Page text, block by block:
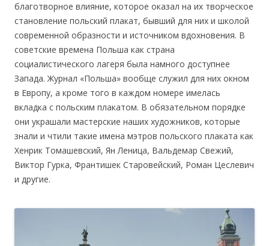
благотворное влияние, которое оказал на их творческое
становление польский плакат, бывший для них и школой
современной образности и источником вдохновения. В
советские времена Польша как страна
социалистического лагеря была намного доступнее
Запада. Журнал «Польша» вообще служил для них окном
в Европу, а кроме того в каждом номере имелась
вкладка с польским плакатом. В обязательном порядке
они украшали мастерские наших художников, которые
знали и чтили такие имена мэтров польского плаката как
Хенрик Томашевский, Ян Леница, Вальдемар Свежий,
Виктор Гурка, Франтишек Старовейский, Роман Цеслевич
и другие.